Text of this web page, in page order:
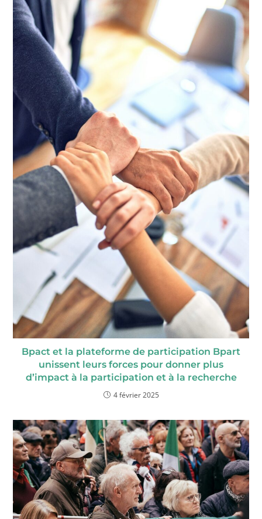
Bpact et la plateforme de participation Bpart
unissent leurs forces pour donner plus
d’impact à la participation et à la recherche
4 février 2025